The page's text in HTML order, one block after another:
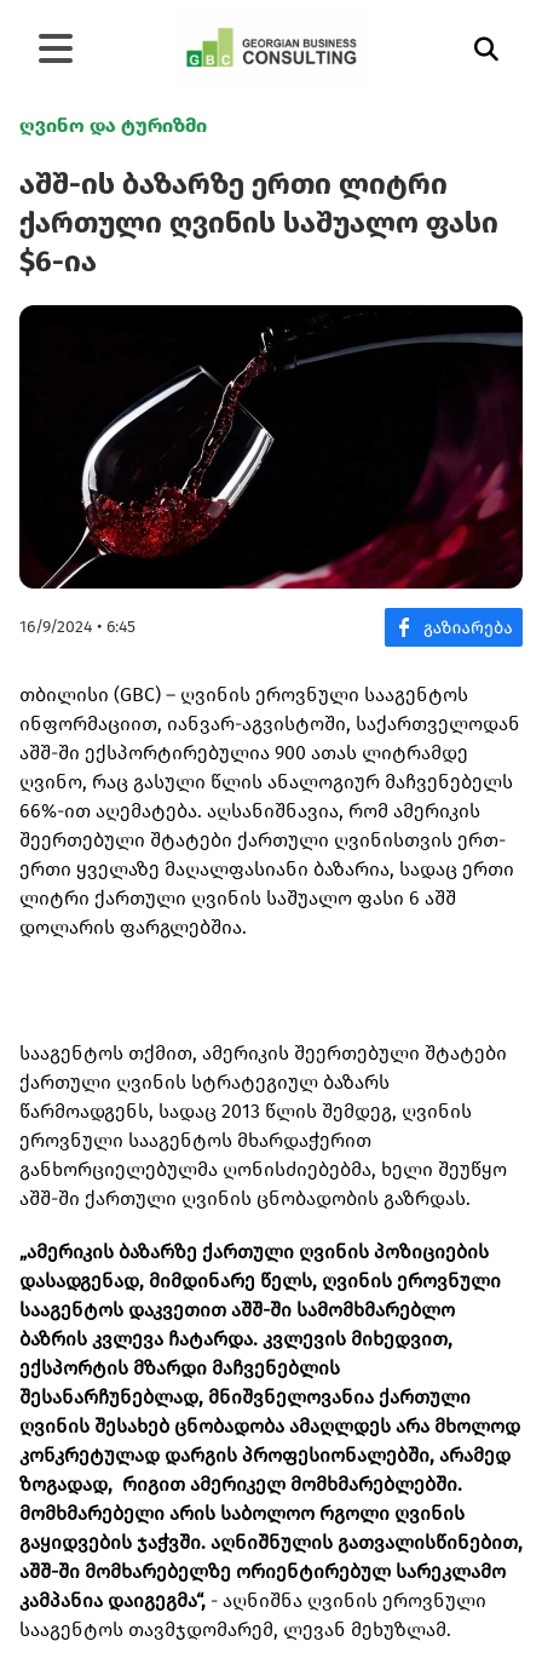
ღვინო და ტურიზმი
აშშ-ის ბაზარზე ერთი ლიტრი
ქართული ღვინის საშუალო ფასი
$6-ია
16/9/2024 • 6:45
თბილისი (GBC) – ღვინის ეროვნული სააგენტოს
ინფორმაციით, იანვარ-აგვისტოში, საქართველოდან
აშშ-ში ექსპორტირებულია 900 ათას ლიტრამდე
ღვინო, რაც გასული წლის ანალოგიურ მაჩვენებელს
66%-ით აღემატება. აღსანიშნავია, რომ ამერიკის
შეერთებული შტატები ქართული ღვინისთვის ერთ-
ერთი ყველაზე მაღალფასიანი ბაზარია, სადაც ერთი
ლიტრი ქართული ღვინის საშუალო ფასი 6 აშშ
დოლარის ფარგლებშია.
სააგენტოს თქმით, ამერიკის შეერთებული შტატები
ქართული ღვინის სტრატეგიულ ბაზარს
წარმოადგენს, სადაც 2013 წლის შემდეგ, ღვინის
ეროვნული სააგენტოს მხარდაჭერით
განხორციელებულმა ღონისძიებებმა, ხელი შეუწყო
აშშ-ში ქართული ღვინის ცნობადობის გაზრდას.
„ამერიკის ბაზარზე ქართული ღვინის პოზიციების
დასადგენად, მიმდინარე წელს, ღვინის ეროვნული
სააგენტოს დაკვეთით აშშ-ში სამომხმარებლო
ბაზრის კვლევა ჩატარდა. კვლევის მიხედვით,
ექსპორტის მზარდი მაჩვენებლის
შესანარჩუნებლად, მნიშვნელოვანია ქართული
ღვინის შესახებ ცნობადობა ამაღლდეს არა მხოლოდ
კონკრეტულად დარგის პროფესიონალებში, არამედ
ზოგადად, რიგით ამერიკელ მომხმარებლებში.
მომხმარებელი არის საბოლოო რგოლი ღვინის
გაყიდვების ჯაჭვში. აღნიშნულის გათვალისწინებით,
აშშ-ში მომხარებელზე ორიენტირებულ სარეკლამო
კამპანია დაიგეგმა“, - აღნიშნა ღვინის ეროვნული
სააგენტოს თავმჯდომარემ, ლევან მეხუზლამ.